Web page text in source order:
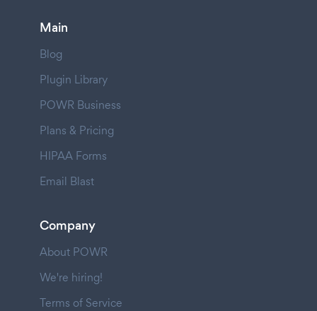
Main
Blog
Plugin Library
POWR Business
Plans & Pricing
HIPAA Forms
Email Blast
Company
About POWR
We're hiring!
Terms of Service